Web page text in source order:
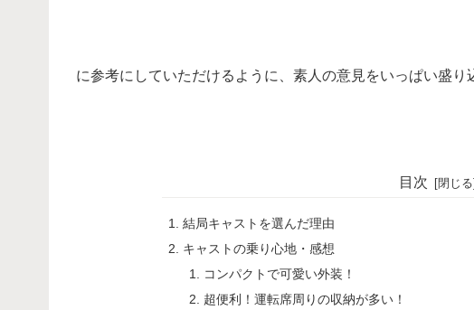
に参考にしていただけるように、素人の意見をいっぱい盛り
目次
結局キャストを選んだ理由
キャストの乗り心地・感想
コンパクトで可愛い外装！
超便利！運転席周りの収納が多い！